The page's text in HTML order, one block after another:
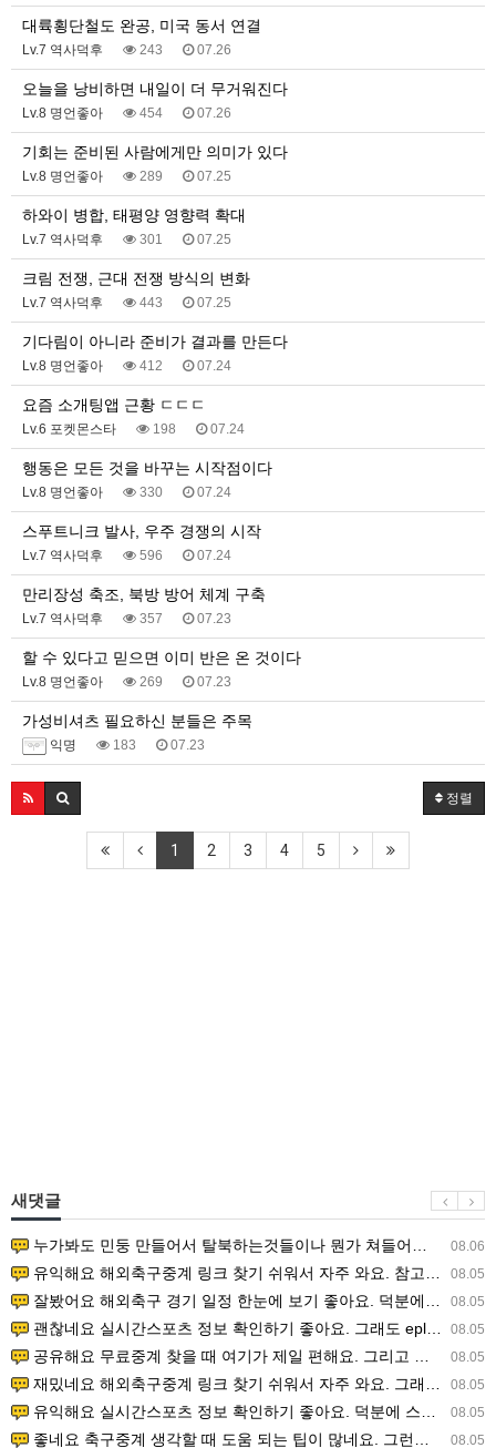
대륙횡단철도 완공, 미국 동서 연결
Lv.7 역사덕후 243 07.26
오늘을 낭비하면 내일이 더 무거워진다
Lv.8 명언좋아 454 07.26
기회는 준비된 사람에게만 의미가 있다
Lv.8 명언좋아 289 07.25
하와이 병합, 태평양 영향력 확대
Lv.7 역사덕후 301 07.25
크림 전쟁, 근대 전쟁 방식의 변화
Lv.7 역사덕후 443 07.25
기다림이 아니라 준비가 결과를 만든다
Lv.8 명언좋아 412 07.24
요즘 소개팅앱 근황 ㄷㄷㄷ
Lv.6 포켓몬스타 198 07.24
행동은 모든 것을 바꾸는 시작점이다
Lv.8 명언좋아 330 07.24
스푸트니크 발사, 우주 경쟁의 시작
Lv.7 역사덕후 596 07.24
만리장성 축조, 북방 방어 체계 구축
Lv.7 역사덕후 357 07.23
할 수 있다고 믿으면 이미 반은 온 것이다
Lv.8 명언좋아 269 07.23
가성비셔츠 필요하신 분들은 주목
익명 183 07.23
정렬
1 2 3 4 5
새댓글
08.06
누가봐도 민둥 만들어서 탈북하는것들이나 뭔가 쳐들어오는 낌새를 미리 알아차리기 위함이지 저걸 전쟁준비라고 하…
08.05
유익해요 해외축구중계 링크 찾기 쉬워서 자주 와요. 참고로 무료스포츠중계 정보 확인할 때 출처 꼭 체크해요.…
08.05
잘봤어요 해외축구 경기 일정 한눈에 보기 좋아요. 덕분에 epl중계 볼 때 공식 중계 채널 먼저 찾아봐요. …
08.05
괜찮네요 실시간스포츠 정보 확인하기 좋아요. 그래도 epl중계 볼 때 공식 중계 채널 먼저 찾아봐요. 북마크…
08.05
공유해요 무료중계 찾을 때 여기가 제일 편해요. 그리고 무료스포츠중계 정보 확인할 때 출처 꼭 체크해요. 앞…
08.05
재밌네요 해외축구중계 링크 찾기 쉬워서 자주 와요. 그래서 해외축구중계도 정식 서비스로 봐야 안전해요. 다음…
08.05
유익해요 실시간스포츠 정보 확인하기 좋아요. 덕분에 스포츠중계는 합법적인 경로로만 시청하려 해요. 좋은 정보…
08.05
좋네요 축구중계 생각할 때 도움 되는 팁이 많네요. 그런데 해외축구중계도 정식 서비스로 봐야 안전해요. 다음…